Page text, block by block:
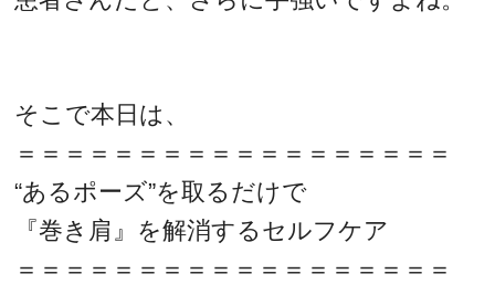
そこで本日は、
＝＝＝＝＝＝＝＝＝＝＝＝＝＝＝＝＝＝
“あるポーズ”を取るだけで
『巻き肩』を解消するセルフケア
＝＝＝＝＝＝＝＝＝＝＝＝＝＝＝＝＝＝